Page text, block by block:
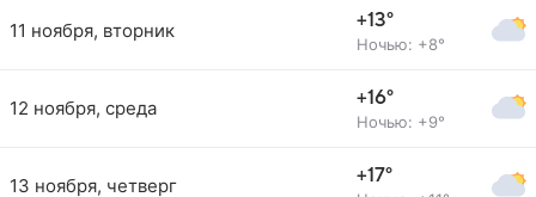
11 ноября, вторник +13°
Ночью: +8°
12 ноября, среда +16°
Ночью: +9°
13 ноября, четверг +17°